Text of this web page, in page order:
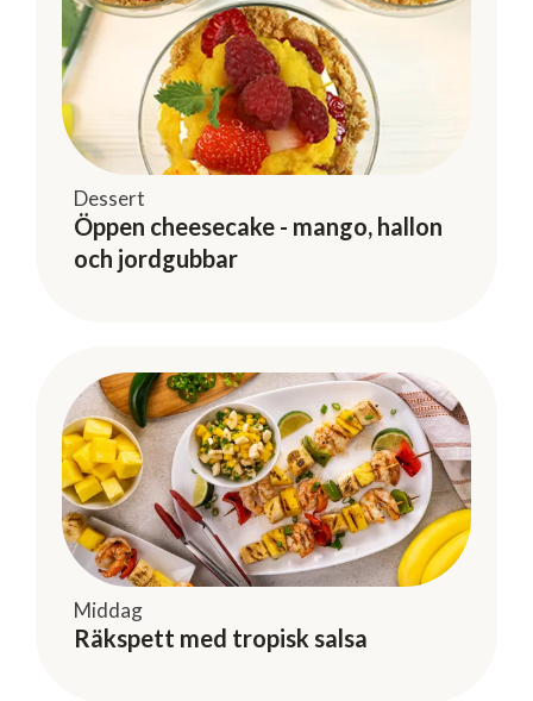
Dessert
Öppen cheesecake - mango, hallon
och jordgubbar
Middag
Räkspett med tropisk salsa